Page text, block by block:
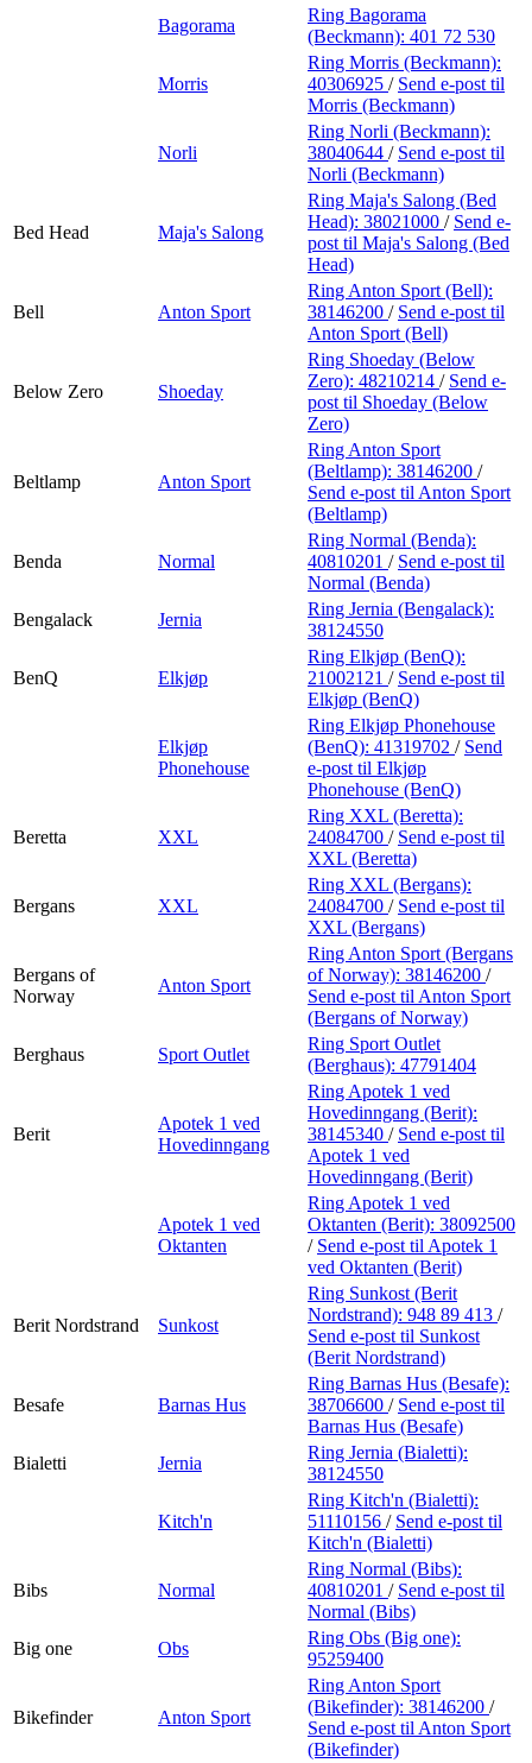
Bagorama
Ring Bagorama
(Beckmann): 401 72 530
Morris
Ring Morris (Beckmann):
40306925 / Send e-post til
Morris (Beckmann)
Norli
Ring Norli (Beckmann):
38040644 / Send e-post til
Norli (Beckmann)
Bed Head Maja's Salong
Ring Maja's Salong (Bed
Head): 38021000 / Send e-
post til Maja's Salong (Bed
Head)
Bell Anton Sport
Ring Anton Sport (Bell):
38146200 / Send e-post til
Anton Sport (Bell)
Below Zero Shoeday
Ring Shoeday (Below
Zero): 48210214 / Send e-
post til Shoeday (Below
Zero)
Beltlamp Anton Sport
Ring Anton Sport
(Beltlamp): 38146200 /
Send e-post til Anton Sport
(Beltlamp)
Benda Normal
Ring Normal (Benda):
40810201 / Send e-post til
Normal (Benda)
Bengalack
Jernia
Ring Jernia (Bengalack):
38124550
BenQ Elkjøp
Ring Elkjøp (BenQ):
21002121 / Send e-post til
Elkjøp (BenQ)
Elkjøp
Phonehouse
Ring Elkjøp Phonehouse
(BenQ): 41319702 / Send
e-post til Elkjøp
Phonehouse (BenQ)
Beretta XXL
Ring XXL (Beretta):
24084700 / Send e-post til
XXL (Beretta)
Bergans XXL
Ring XXL (Bergans):
24084700 / Send e-post til
XXL (Bergans)
Bergans of
Norway
Anton Sport
Ring Anton Sport (Bergans
of Norway): 38146200 /
Send e-post til Anton Sport
(Bergans of Norway)
Berghaus
Sport Outlet
Ring Sport Outlet
(Berghaus): 47791404
Berit
Apotek 1 ved
Hovedinngang
Ring Apotek 1 ved
Hovedinngang (Berit):
38145340 / Send e-post til
Apotek 1 ved
Hovedinngang (Berit)
Apotek 1 ved
Oktanten
Ring Apotek 1 ved
Oktanten (Berit): 38092500
/ Send e-post til Apotek 1
ved Oktanten (Berit)
Berit Nordstrand Sunkost
Ring Sunkost (Berit
Nordstrand): 948 89 413 /
Send e-post til Sunkost
(Berit Nordstrand)
Besafe Barnas Hus
Ring Barnas Hus (Besafe):
38706600 / Send e-post til
Barnas Hus (Besafe)
Bialetti
Jernia
Ring Jernia (Bialetti):
38124550
Kitch'n
Ring Kitch'n (Bialetti):
51110156 / Send e-post til
Kitch'n (Bialetti)
Bibs Normal
Ring Normal (Bibs):
40810201 / Send e-post til
Normal (Bibs)
Big one
Obs
Ring Obs (Big one):
95259400
Bikefinder Anton Sport
Ring Anton Sport
(Bikefinder): 38146200 /
Send e-post til Anton Sport
(Bikefinder)